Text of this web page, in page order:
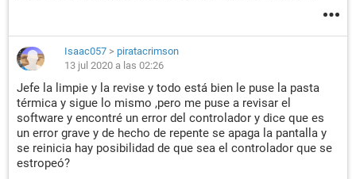
Isaac057 > piratacrimson
13 jul 2020 a las 02:26
Jefe la limpie y la revise y todo está bien le puse la pasta
térmica y sigue lo mismo ,pero me puse a revisar el
software y encontré un error del controlador y dice que es
un error grave y de hecho de repente se apaga la pantalla y
se reinicia hay posibilidad de que sea el controlador que se
estropeó?